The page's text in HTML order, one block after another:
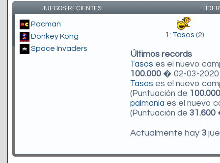
JUEGOS RECIENTES
Pacman
Donkey Kong
Space Invaders
1: Tasos (2)
Últimos records
Tasos es el nuevo
100.000 � 02-03-2020
Tasos es el nuevo
(Puntuación de 100.000
palmania es el nuevo
(Puntuación de 31.600
Actualmente hay 3